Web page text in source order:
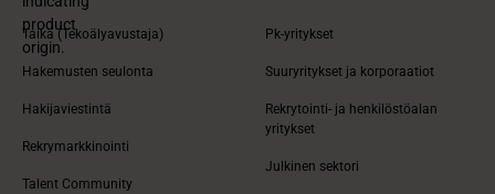
Taika (Tekoälyavustaja)
Hakemusten seulonta
Hakijaviestintä
Rekrymarkkinointi
Talent Community
Pk-yritykset
Suuryritykset ja korporaatiot
Rekrytointi- ja henkilöstöalan
yritykset
Julkinen sektori